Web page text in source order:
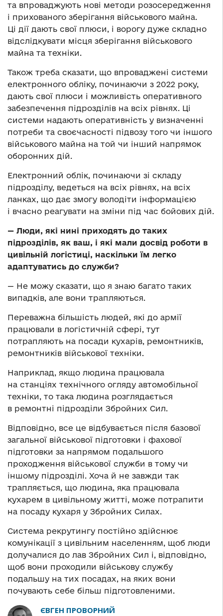
та впроваджують нові методи розосередження
і прихованого зберігання військового майна.
Ці дії дають свої плюси, і ворогу дуже складно
відслідкувати місця зберігання військового
майна та техніки.
Також треба сказати, що впроваджені системи
електронного обліку, починаючи з 2022 року,
дають свої плюси і можливість оперативного
забезпечення підрозділів на всіх рівнях. Ці
системи надають оперативність у визначенні
потреби та своєчасності підвозу того чи іншого
військового майна на той чи інший напрямок
оборонних дій.
Електронний облік, починаючи зі складу
підрозділу, ведеться на всіх рівнях, на всіх
ланках, що дає змогу володіти інформацією
і вчасно реагувати на зміни під час бойових дій.
— Люди, які нині приходять до таких
підрозділів, як ваш, і які мали досвід роботи в
цивільній логістиці, наскільки їм легко
адаптуватись до служби?
— Не можу сказати, що я знаю багато таких
випадків, але вони трапляються.
Переважна більшість людей, які до армії
працювали в логістичній сфері, тут
потрапляють на посади кухарів, ремонтників,
ремонтників військової техніки.
Наприклад, якщо людина працювала
на станціях технічного огляду автомобільної
техніки, то така людина розглядається
в ремонтні підрозділи Збройних Сил.
Відповідно, все це відбувається після базової
загальної військової підготовки і фахової
підготовки за напрямом подальшого
проходження військової служби в тому чи
іншому підрозділі. Хоча й не завжди так
трапляється, що людина, яка працювала
кухарем в цивільному житті, може потрапити
на посаду кухаря у Збройних Силах.
Система рекрутингу постійно здійснює
комунікації з цивільним населенням, щоб люди
долучалися до лав Збройних Сил і, відповідно,
щоб вони проходили військову службу
подальшу на тих посадах, на яких вони
почувають себе більш підготовленими.
ЄВГЕН ПРОВОРНИЙ